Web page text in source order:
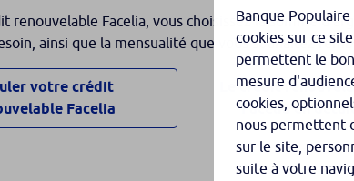
renouvelable Facelia, vous choisissez la somme
ainsi que la mensualité que vous souhaitez
votre crédit
Facelia
Le crédit
Facelia en détail
Banque
cookies sur ce
permettent le
mesure
cookies,
nous permettent
sur le site,
suite à votre